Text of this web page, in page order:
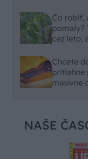
Čo robiť,
pomaly?
cez leto,
Chcete
pritiahne
masívne
NAŠE